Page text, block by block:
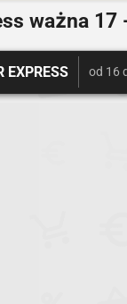
ważna 17
EXPRESS od 16